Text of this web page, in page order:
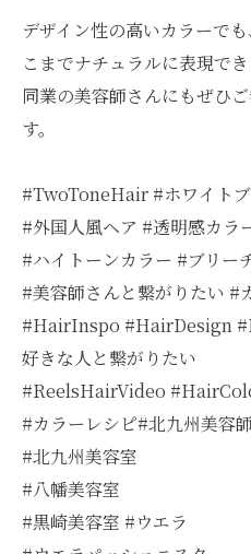
デザイン性の高いカラーで
こまでナチュラルに表現でき
同業の美容師さんにもぜひ
す。
#TwoToneHair #ホワイト
#外国人風ヘア #透明感カラ
#ハイトーンカラー #ブリー
#美容師さんと繋がりたい #
#HairInspo #HairDesign
好きな人と繋がりたい
#ReelsHairVideo
#カラーレシピ#北九州美容師
#北九州美容室
#八幡美容室
#黒崎美容室 #ウエラ